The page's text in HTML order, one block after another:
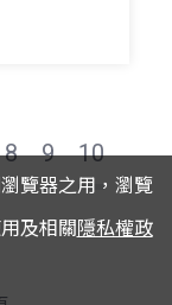
8 9 10
覽器之用，瀏覽
及相關隱私權政